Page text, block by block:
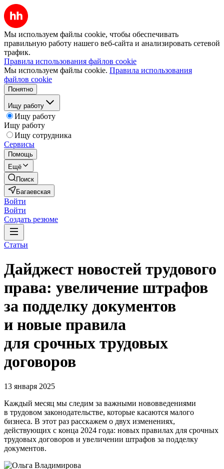
Мы используем файлы cookie, чтобы обеспечивать
правильную работу нашего веб-сайта и анализировать сетевой
трафик.
Правила использования файлов cookie
Мы используем файлы cookie. Правила использования
файлов cookie
Понятно
Ищу работу
Ищу работу
Ищу работу
Ищу сотрудника
Сервисы
Помощь
Ещё
Поиск
Багаевская
Войти
Войти
Создать резюме
Статьи
Дайджест новостей трудового
права: увеличение штрафов
за подделку документов
и новые правила
для срочных трудовых
договоров
13 января 2025
Каждый месяц мы следим за важными нововведениями
в трудовом законодательстве, которые касаются малого
бизнеса. В этот раз расскажем о двух изменениях,
действующих с конца 2024 года: новых правилах для срочных
трудовых договоров и увеличении штрафов за подделку
документов.